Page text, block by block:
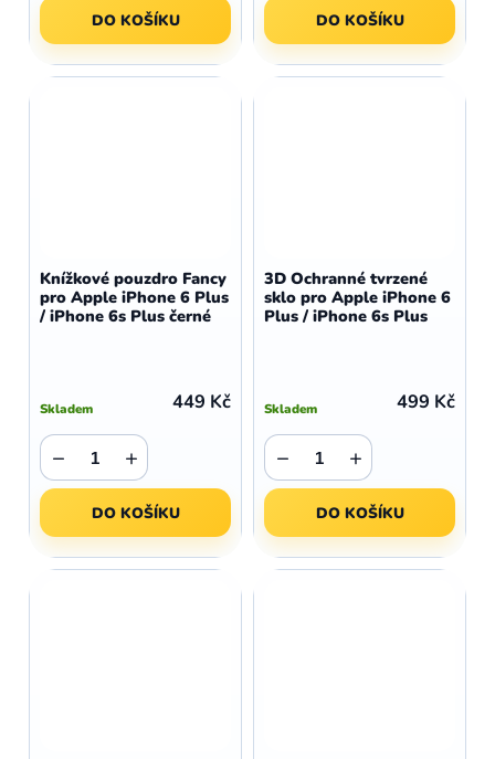
DO KOŠÍKU DO KOŠÍKU
Knížkové pouzdro Fancy
pro Apple iPhone 6 Plus
/ iPhone 6s Plus černé
Skladem 449 Kč
+
−
DO KOŠÍKU
3D Ochranné tvrzené
sklo pro Apple iPhone 6
Plus / iPhone 6s Plus
Skladem 499 Kč
+
−
DO KOŠÍKU